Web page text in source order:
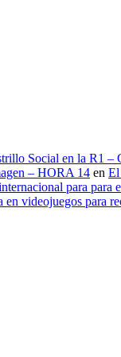
Social en la R1 –
– HORA 14 en El
para para
videojuegos para